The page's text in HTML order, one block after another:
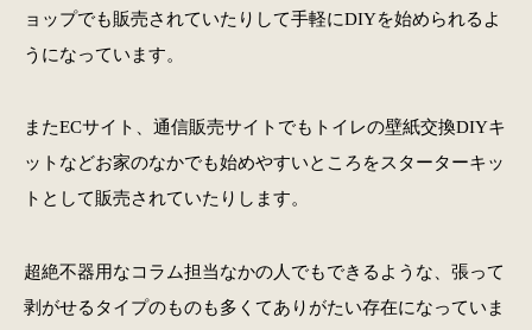
ョップでも販売されていたりして手軽にDIYを始められるよ
うになっています。
またECサイト、通信販売サイトでもトイレの壁紙交換DIYキ
ットなどお家のなかでも始めやすいところをスターターキッ
トとして販売されていたりします。
超絶不器用なコラム担当なかの人でもできるような、張って
剥がせるタイプのものも多くてありがたい存在になっていま